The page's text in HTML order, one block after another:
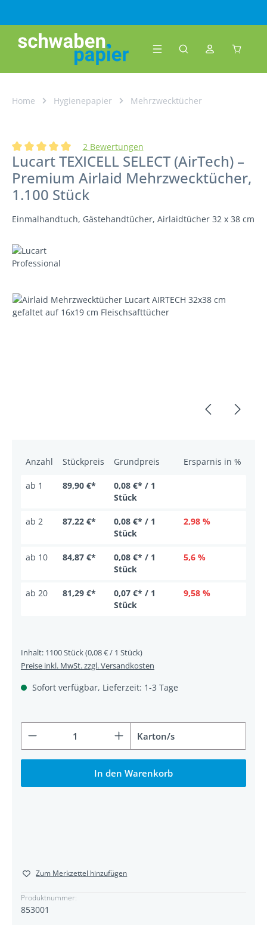
Home Hygienepapier Mehrzwecktücher
Durchschnittliche Bewertung von 5 von 5 Sternen
2 Bewertungen
Lucart TEXICELL SELECT (AirTech) –
Premium Airlaid Mehrzwecktücher,
1.100 Stück
Einmalhandtuch, Gästehandtücher, Airlaidtücher 32 x 38 cm
Bildergalerie überspringen
Anzahl Stückpreis Grundpreis Ersparnis in %
ab 1 89,90 €*
0,08 €* / 1
Stück
ab 2 87,22 €*
0,08 €* / 1
Stück
2,98 %
ab 10 84,87 €*
0,08 €* / 1
Stück
5,6 %
ab 20 81,29 €*
0,07 €* / 1
Stück
9,58 %
Inhalt: 1100 Stück(0,08 € / 1 Stück)
Preise inkl. MwSt. zzgl. Versandkosten
Sofort verfügbar, Lieferzeit: 1-3 Tage
Produkt Anzahl: Gib den gewünschten Wert
Karton/s
In den Warenkorb
Zum Merkzettel hinzufügen
Produktnummer:
853001